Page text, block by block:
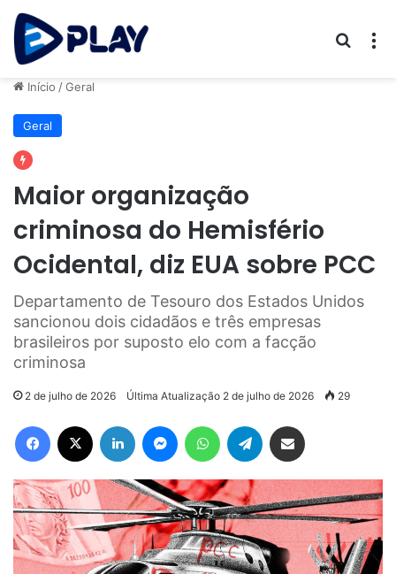
Início /Geral
Geral
Maior organização
criminosa do Hemisfério
Ocidental, diz EUA sobre PCC
Departamento de Tesouro dos Estados Unidos
sancionou dois cidadãos e três empresas
brasileiros por suposto elo com a facção
criminosa
2 de julho de 2026 Última Atualização 2 de julho de 2026 29